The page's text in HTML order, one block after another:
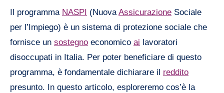
Il programma NASPI (NuovaAssicurazione Sociale
per l’Impiego) è un sistema di protezione sociale che
fornisce un sostegno economico ai lavoratori
disoccupati in Italia. Per poter beneficiare di questo
programma, è fondamentale dichiarare il reddito
presunto. In questo articolo, esploreremo cos’è la